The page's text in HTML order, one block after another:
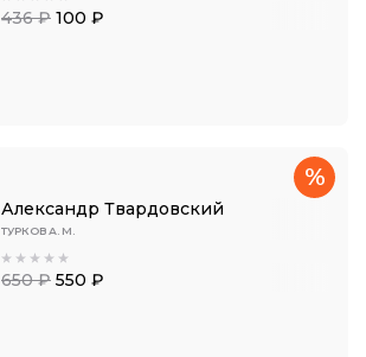
436 ₽ 100 ₽
Александр Твардовский
ТУРКОВ А. М.
650 ₽ 550 ₽
%